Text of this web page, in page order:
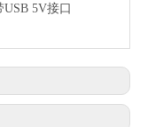
接口